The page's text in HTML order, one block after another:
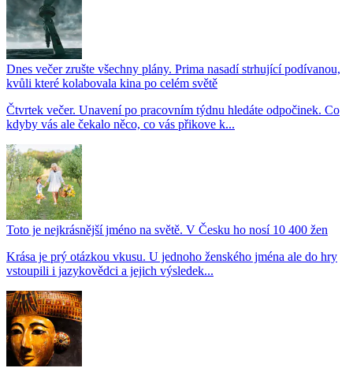
Dnes večer zrušte všechny plány. Prima nasadí strhující podívanou,
kvůli které kolabovala kina po celém světě
Čtvrtek večer. Unavení po pracovním týdnu hledáte odpočinek. Co
kdyby vás ale čekalo něco, co vás přikove k...
Toto je nejkrásnější jméno na světě. V Česku ho nosí 10 400 žen
Krása je prý otázkou vkusu. U jednoho ženského jména ale do hry
vstoupili i jazykovědci a jejich výsledek...